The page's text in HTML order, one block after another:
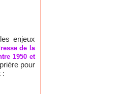
enjeux
de la
1950 et
pour
: